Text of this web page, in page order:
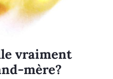
vraiment
mère?